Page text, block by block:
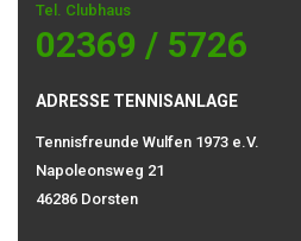
Tel. Clubhaus
02369 / 5726
ADRESSE TENNISANLAGE
Tennisfreunde Wulfen 1973 e.V.
Napoleonsweg 21
46286 Dorsten